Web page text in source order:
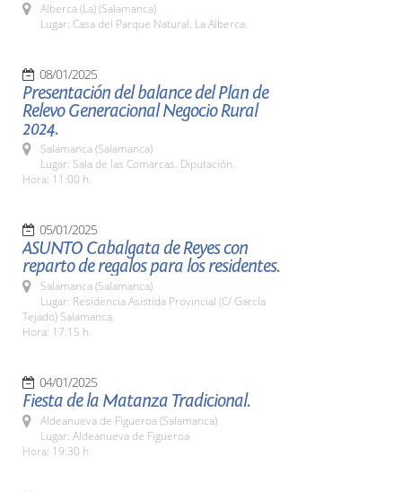
Alberca (La) (Salamanca)
Lugar: Casa del Parque Natural. La Alberca.
08/01/2025
Presentación del balance del Plan de
Relevo Generacional Negocio Rural
2024.
Salamanca (Salamanca)
Lugar: Sala de las Comarcas. Diputación.
Hora: 11:00 h.
05/01/2025
ASUNTO Cabalgata de Reyes con
reparto de regalos para los residentes.
Salamanca (Salamanca)
Lugar: Residencia Asistida Provincial (C/ García
Tejado) Salamanca.
Hora: 17:15 h.
04/01/2025
Fiesta de la Matanza Tradicional.
Aldeanueva de Figueroa (Salamanca)
Lugar: Aldeanueva de Figueroa
Hora: 19:30 h